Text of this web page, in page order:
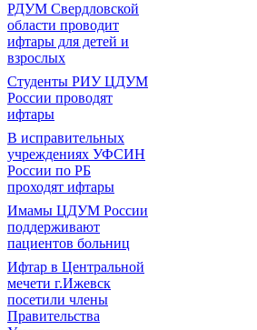
РДУМ Свердловской
области проводит
ифтары для детей и
взрослых
Студенты РИУ ЦДУМ
России проводят
ифтары
В исправительных
учреждениях УФСИН
России по РБ
проходят ифтары
Имамы ЦДУМ России
поддерживают
пациентов больниц
Ифтар в Центральной
мечети г.Ижевск
посетили члены
Правительства